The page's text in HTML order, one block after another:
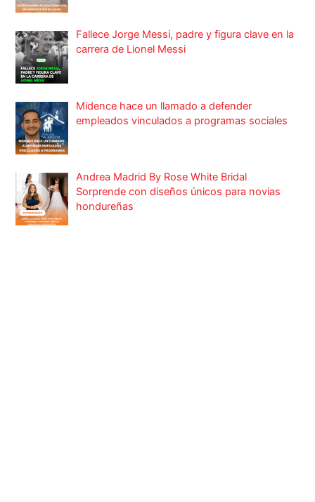
Fallece Jorge Messi, padre y figura clave en la
carrera de Lionel Messi
Midence hace un llamado a defender
empleados vinculados a programas sociales
Andrea Madrid By Rose White Bridal
Sorprende con diseños únicos para novias
hondureñas